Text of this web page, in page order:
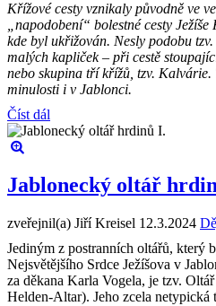
Křížové cesty vznikaly původně ve
„napodobení“ bolestné cesty
kde byl ukřižován. Nesly podobu
malých kapliček – při cestě
nebo skupina tří křížů, tzv. Kalvárie.
minulosti i v Jablonci.
Číst dál
Jablonecký oltář
zveřejnil(a) Jiří Kreisel 12.3.2024
Jediným z postranních oltářů, který
Nejsvětějšího Srdce Ježíšova v
za děkana Karla Vogela, je tzv.
Helden-Altar). Jeho zcela